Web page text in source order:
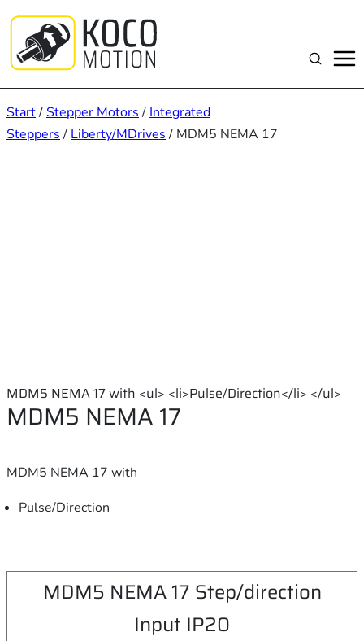
Inhalt
springen
Suchen
Start/Stepper Motors / Integrated
Steppers / Liberty/MDrives / MDM5 NEMA 17
MDM5 NEMA 17 with <ul> <li>Pulse/Direction</li> </ul>
MDM5 NEMA 17
MDM5 NEMA 17 with
Pulse/Direction
MDM5 NEMA 17 Step/direction
Input IP20